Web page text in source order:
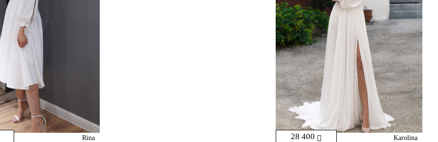
Rina 28 400 Karolina